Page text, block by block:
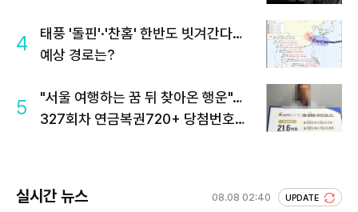
4
태풍 '돌핀'·'찬홈' 한반도 빗겨간다…
예상 경로는?
5
"서울 여행하는 꿈 뒤 찾아온 행운"…
327회차 연금복권720+ 당첨번호조
실시간 뉴스 08.08 02:40 UPDATE